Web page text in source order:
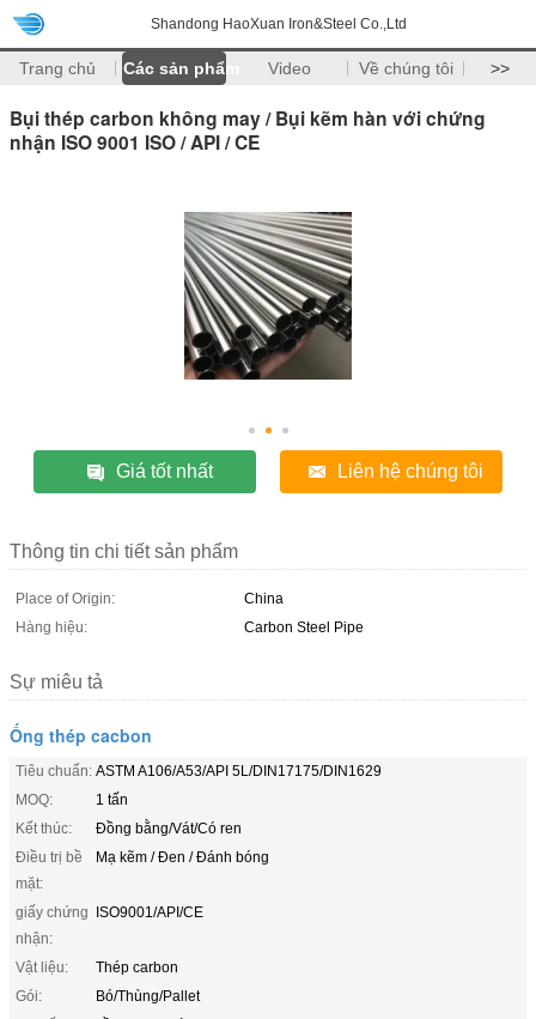
Shandong HaoXuan Iron&Steel Co.,Ltd
Trang chủ Các sản phẩm Video Về chúng tôi >>
Bụi thép carbon không may / Bụi kẽm hàn với chứng
nhận ISO 9001 ISO / API / CE
Giá tốt nhất Liên hệ chúng tôi
Thông tin chi tiết sản phẩm
Place of Origin:
China
Hàng hiệu:
Carbon Steel Pipe
Sự miêu tả
Ống thép cacbon
Tiêu chuẩn: ASTM A106/A53/API 5L/DIN17175/DIN1629
MOQ:
1 tấn
Kết thúc:
Đồng bằng/Vát/Có ren
Điều trị bề
mặt:
Mạ kẽm / Đen / Đánh bóng
giấy chứng
nhận:
ISO9001/API/CE
Vật liệu:
Thép carbon
Gói:
Bó/Thùng/Pallet